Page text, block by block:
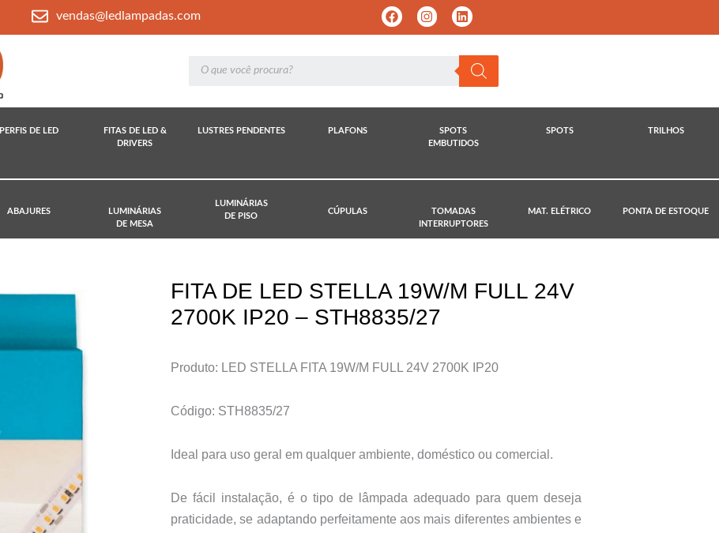
vendas@ledlampadas.com
PERFIS DE LED
FITAS DE LED &
DRIVERS
LUSTRES PENDENTES PLAFONS
SPOTS
EMBUTIDOS
SPOTS TRILHOS
ABAJURES
LUMINÁRIAS
DE MESA
LUMINÁRIAS
DE PISO
CÚPULAS
TOMADAS
INTERRUPTORES
MAT. ELÉTRICO PONTA DE ESTOQUE
FITA DE LED STELLA 19W/M FULL 24V
2700K IP20 – STH8835/27
Produto: LED STELLA FITA 19W/M FULL 24V 2700K IP20
Código: STH8835/27
Ideal para uso geral em qualquer ambiente, doméstico ou comercial.
De fácil instalação, é o tipo de lâmpada adequado para quem deseja
praticidade, se adaptando perfeitamente aos mais diferentes ambientes e